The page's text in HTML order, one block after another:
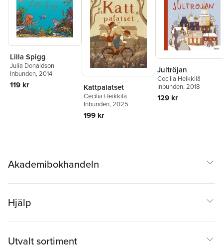
Lilla Spigg
Julia Donaldson
Inbunden, 2014
119 kr Kattpalatset
Cecilia Heikkilä
Inbunden, 2025
199 kr
Jultröjan
Cecilia Heikkilä
Inbunden, 2018
129 kr
Akademibokhandeln
Hjälp
Utvalt sortiment